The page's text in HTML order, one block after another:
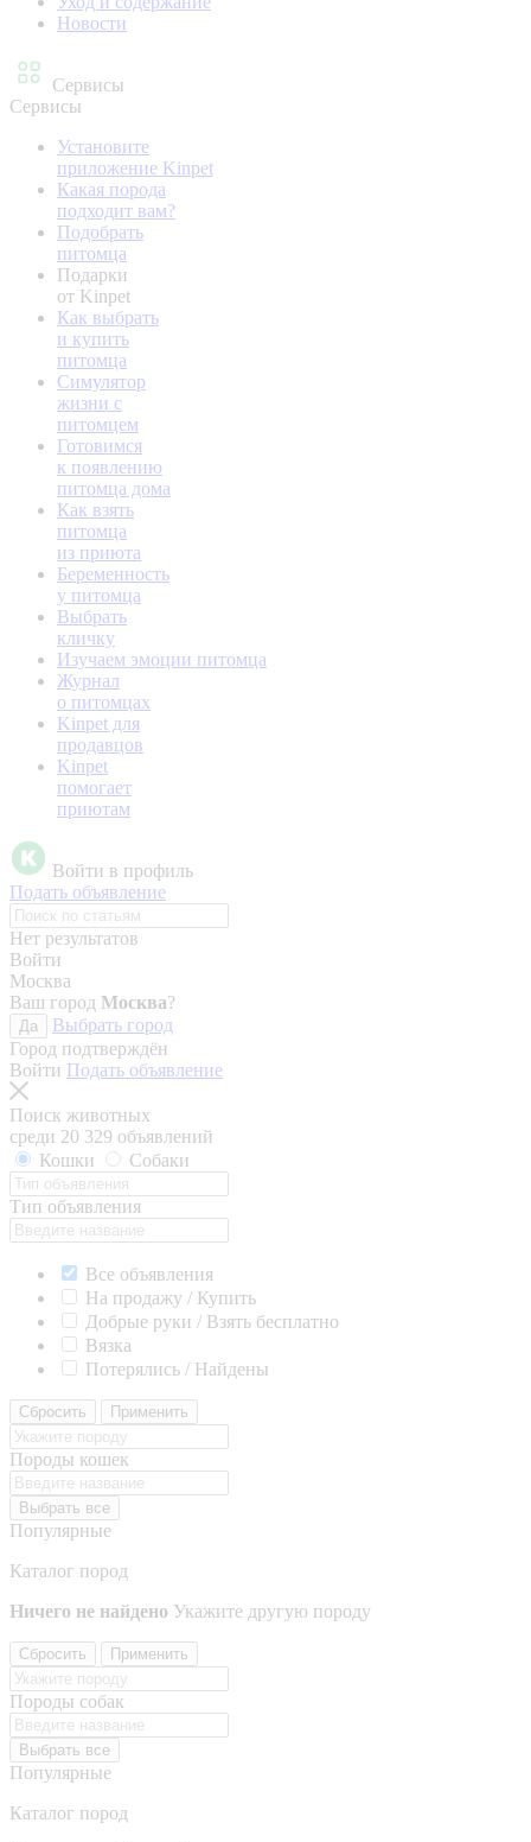
Новости
Сервисы
Сервисы
Установите
приложение Kinpet
Какая порода
подходит вам?
Подобрать
питомца
Подарки
от Kinpet
Как выбрать
и купить
питомца
Симулятор
жизни с
питомцем
Готовимся
к появлению
питомца дома
Как взять
питомца
из приюта
Беременность
у питомца
Выбрать
кличку
Изучаем эмоции питомца
Журнал
о питомцах
Kinpet для
продавцов
Kinpet
помогает
приютам
Войти в профиль
Подать объявление
Нет результатов
Войти
Москва
Ваш город Москва?
Да
Выбрать город
Город подтверждён
Войти Подать объявление
Поиск животных
среди 20 329 объявлений
Кошки
Собаки
Тип объявления
Все объявления
На продажу / Купить
Добрые руки / Взять бесплатно
Вязка
Потерялись / Найдены
Сбросить Применить
Породы кошек
Выбрать все
Популярные
Каталог пород
Ничего не найдено Укажите другую породу
Сбросить Применить
Породы собак
Выбрать все
Популярные
Каталог пород